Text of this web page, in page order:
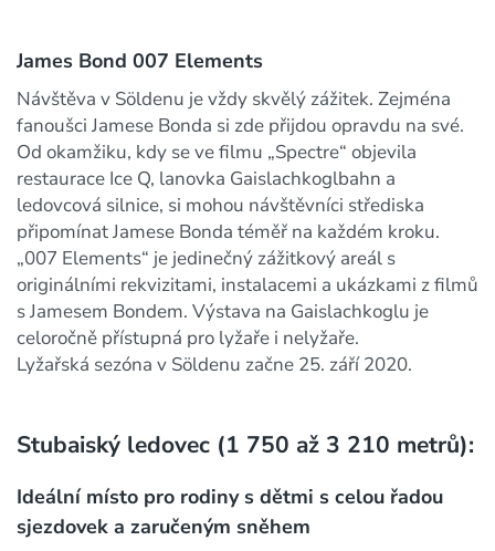
James Bond 007 Elements
Návštěva v Söldenu je vždy skvělý zážitek. Zejména
fanoušci Jamese Bonda si zde přijdou opravdu na své.
Od okamžiku, kdy se ve filmu „Spectre“ objevila
restaurace Ice Q, lanovka Gaislachkoglbahn a
ledovcová silnice, si mohou návštěvníci střediska
připomínat Jamese Bonda téměř na každém kroku.
„007 Elements“ je jedinečný zážitkový areál s
originálními rekvizitami, instalacemi a ukázkami z filmů
s Jamesem Bondem. Výstava na Gaislachkoglu je
celoročně přístupná pro lyžaře i nelyžaře.
Lyžařská sezóna v Söldenu začne 25. září 2020.
Stubaiský ledovec (1 750 až 3 210 metrů):
Ideální místo pro rodiny s dětmi s celou řadou
sjezdovek a zaručeným sněhem